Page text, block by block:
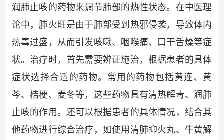
润肺止咳的药物来调节肺部的热性状态。在中医理
论中，肺火旺是由于肺部受到热邪侵袭，导致体内
热毒过盛，从而引发咳嗽、咽喉痛、口干舌燥等症
状。治疗时，首先需要辨证施治，根据患者的具体
症状选择合适的药物。常用的药物包括黄连、黄
芩、桔梗、麦冬等，这些药物具有清热解毒、润肺
止咳的作用。还可以根据患者的具体情况，结合其
他药物进行综合治疗，如使用清肺抑火丸、牛黄解